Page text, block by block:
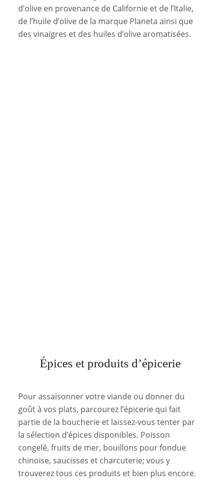
d’olive en provenance de Californie et de l’Italie,
de l’huile d’olive de la marque Planeta ainsi que
des vinaigres et des huiles d’olive aromatisées.
Épices et produits d’épicerie
Pour assaisonner votre viande ou donner du
goût à vos plats, parcourez l’épicerie qui fait
partie de la boucherie et laissez-vous tenter par
la sélection d’épices disponibles. Poisson
congelé, fruits de mer, bouillons pour fondue
chinoise, saucisses et charcuterie; vous y
trouverez tous ces produits et bien plus encore.